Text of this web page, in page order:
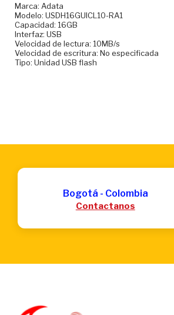
Marca: Adata
Modelo: USDH16GUICL10-RA1
Capacidad: 16GB
Interfaz: USB
Velocidad de lectura: 10MB/s
Velocidad de escritura: No especificada
Tipo: Unidad USB flash
Bogotá - Colombia
Contactanos